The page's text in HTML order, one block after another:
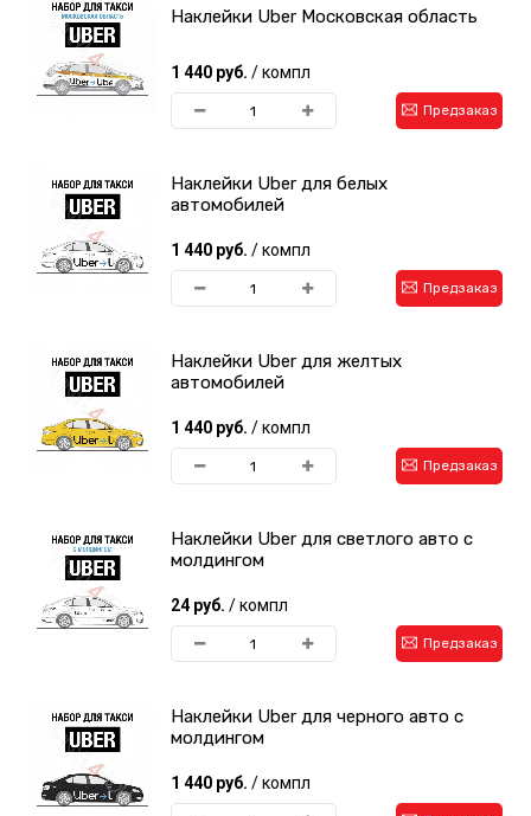
Наклейки Uber Московская область
1 440 руб. / компл
Предзаказ
Наклейки Uber для белых
автомобилей
1 440 руб. / компл
Предзаказ
Наклейки Uber для желтых
автомобилей
1 440 руб. / компл
Предзаказ
Наклейки Uber для светлого авто с
молдингом
24 руб. / компл
Предзаказ
Наклейки Uber для черного авто с
молдингом
1 440 руб. / компл